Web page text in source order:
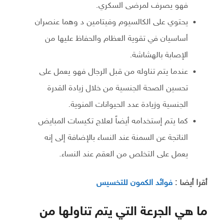
فهو يصرف لمرضى السكري.
يحتوي على الكالسيوم وفيتامين د وهما عنصران
أساسيان في تقوية العظام والحفاظ عليها من
الإصابة بالهشاشة.
عندما يتم تناوله من قبل الرجال فهو يعمل على
تحسين الصحة الجنسية من خلال زيادة القدرة
الجنسية وزيادة عدد الحيوانات المنوية.
كما يتم إستخدامه أيضاً لعلاج تكيسات المبايض
الناتجة عن السمنة عند النساء بالإضافة إلى إنه
يعمل على التخلص من العقم عند النساء.
أقرا أيضا : فوائد الكمون للتخسيس
ما هي الجرعة التي يتم تناولها من